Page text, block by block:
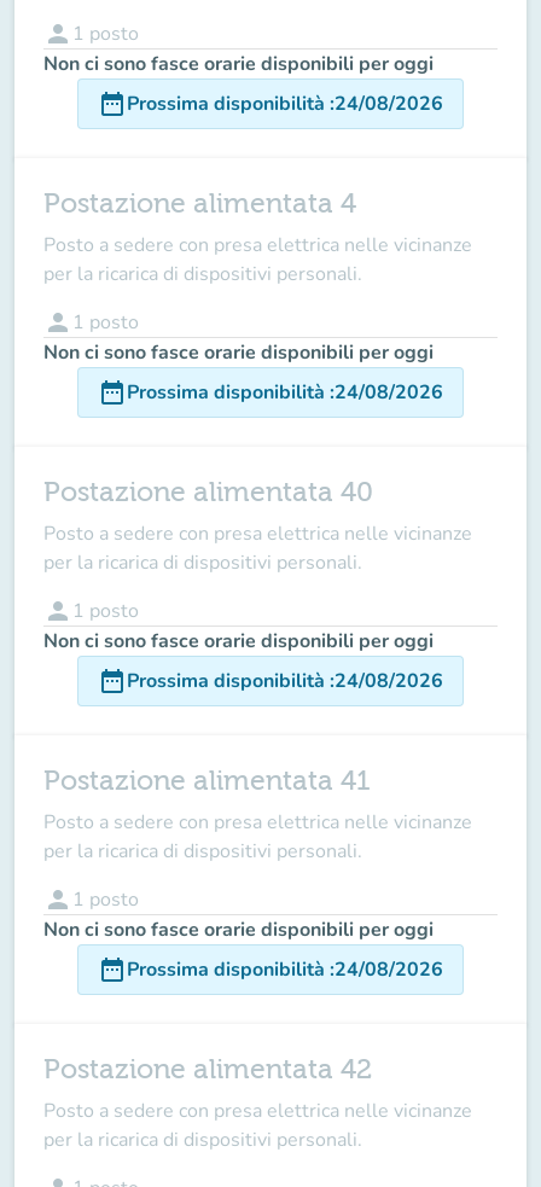
person 1 posto
Non ci sono fasce orarie disponibili per oggi
date_rangeProssima disponibilità :24/08/2026
Postazione alimentata 4
Posto a sedere con presa elettrica nelle vicinanze
per la ricarica di dispositivi personali.
person 1 posto
Non ci sono fasce orarie disponibili per oggi
date_rangeProssima disponibilità :24/08/2026
Postazione alimentata 40
Posto a sedere con presa elettrica nelle vicinanze
per la ricarica di dispositivi personali.
person 1 posto
Non ci sono fasce orarie disponibili per oggi
date_rangeProssima disponibilità :24/08/2026
Postazione alimentata 41
Posto a sedere con presa elettrica nelle vicinanze
per la ricarica di dispositivi personali.
person 1 posto
Non ci sono fasce orarie disponibili per oggi
date_rangeProssima disponibilità :24/08/2026
Postazione alimentata 42
Posto a sedere con presa elettrica nelle vicinanze
per la ricarica di dispositivi personali.